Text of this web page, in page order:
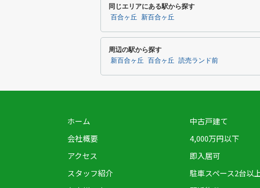
同じエリアにある駅から探す
百合ヶ丘 新百合ヶ丘
周辺の駅から探す
新百合ヶ丘 百合ヶ丘 読売ランド前
ホーム
会社概要
アクセス
スタッフ紹介
中古戸建て
4,000万円以下
即入居可
駐車スペース2台以